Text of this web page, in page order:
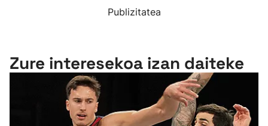
Publizitatea
Zure interesekoa izan daiteke